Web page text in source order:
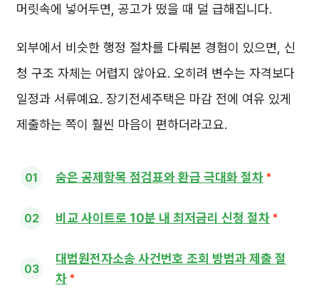
머릿속에 넣어두면, 공고가 떴을 때 덜 급해집니다.
외부에서 비슷한 행정 절차를 다뤄본 경험이 있으면, 신
청 구조 자체는 어렵지 않아요. 오히려 변수는 자격보다
일정과 서류예요. 장기전세주택은 마감 전에 여유 있게
제출하는 쪽이 훨씬 마음이 편하더라고요.
숨은 공제항목 점검표와 환급 극대화 절차
비교 사이트로 10분 내 최저금리 신청 절차
대법원전자소송 사건번호 조회 방법과 제출 절
차